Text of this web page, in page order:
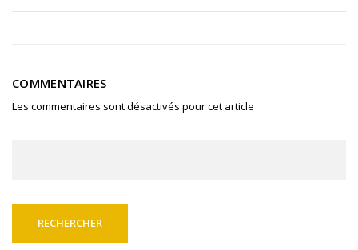
COMMENTAIRES
Les commentaires sont désactivés pour cet article